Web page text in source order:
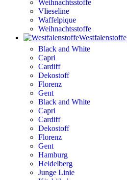
Weihnachtsstoffe
Vlieseline
Waffelpique
Weihnachtsstoffe
Westfalenstoffe
Black and White
Capri
Cardiff
Dekostoff
Florenz
Gent
Black and White
Capri
Cardiff
Dekostoff
Florenz
Gent
Hamburg
Heidelberg
Junge Linie